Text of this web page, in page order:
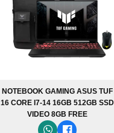
NOTEBOOK GAMING ASUS TUF
16 CORE I7-14 16GB 512GB SSD
VIDEO 8GB FREE